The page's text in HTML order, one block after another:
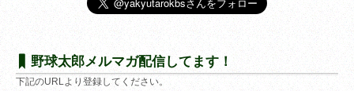
野球太郎メルマガ配信してます！
下記のURLより登録してください。